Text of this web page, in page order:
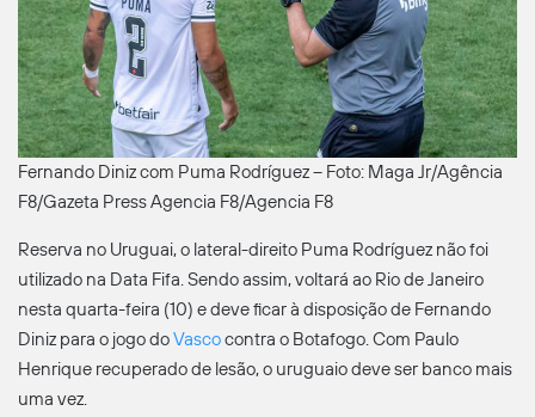
Fernando Diniz com Puma Rodríguez – Foto: Maga Jr/Agência
F8/Gazeta Press Agencia F8/Agencia F8
Reserva no Uruguai, o lateral-direito Puma Rodríguez não foi
utilizado na Data Fifa. Sendo assim, voltará ao Rio de Janeiro
nesta quarta-feira (10) e deve ficar à disposição de Fernando
Diniz para o jogo doVascocontra o Botafogo. Com Paulo
Henrique recuperado de lesão, o uruguaio deve ser banco mais
uma vez.